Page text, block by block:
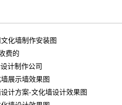
化墙制作安装图
费的
计制作公司
展示墙效果图
计方案-文化墙设计效果图